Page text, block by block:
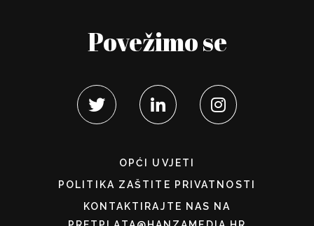
Povežimo se
OPĆI UVJETI
POLITIKA ZAŠTITE PRIVATNOSTI
KONTAKTIRAJTE NAS NA